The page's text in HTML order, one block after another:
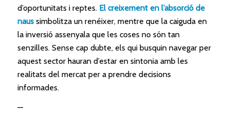
d’oportunitats i reptes. El creixement en l’absorció de
naussimbolitza un renéixer, mentre que la caiguda en
la inversió assenyala que les coses no són tan
senzilles. Sense cap dubte, els qui busquin navegar per
aquest sector hauran d’estar en sintonia amb les
realitats del mercat per a prendre decisions
informades.
—